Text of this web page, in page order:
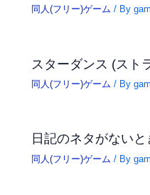
同人(フリー)ゲーム / By
スターダンス (スト
同人(フリー)ゲーム / By
日記のネタがない
同人(フリー)ゲーム / By